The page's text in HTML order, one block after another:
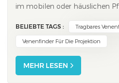
im mobilen oder häuslichen
Patienten benötigen oft ein
Stabilität. Die
BELIEBTE TAGS : Tragbares
Venenfinder Für Die Projektion
MEHR LESEN